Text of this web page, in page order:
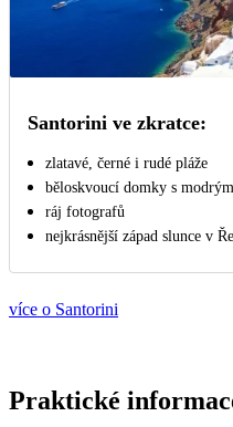
Santorini ve zkratce:
zlatavé, černé i rudé pláže
běloskvoucí domky s
ráj fotografů
nejkrásnější západ slunce v
více o Santorini
Praktické